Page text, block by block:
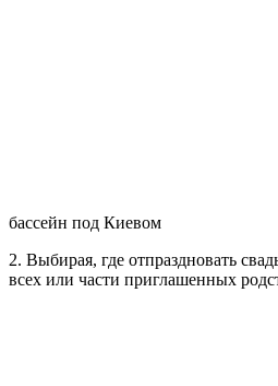
бассейн под Киевом
2. Выбирая, где отпраздновать
всех или части приглашенных